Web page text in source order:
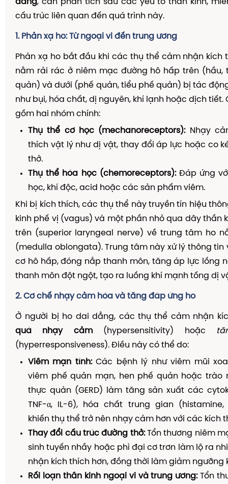
dẳng, cần phân tích sâu các yếu tố thần kinh,
cấu trúc liên quan đến quá trình này.
1. Phản xạ ho: Từ ngoại vi đến trung ương
Phản xạ ho bắt đầu khi các thụ thể cảm nhận kích
nằm rải rác ở niêm mạc đường hô hấp trên (hầu,
quản) và dưới (phế quản, tiểu phế quản) bị tác
như bụi, hóa chất, dị nguyên, khí lạnh hoặc dịch tiết.
gồm hai nhóm chính:
Thụ thể cơ học (mechanoreceptors):Nhạy
thích vật lý như dị vật, thay đổi áp lực hoặc co
thở.
Thụ thể hóa học (chemoreceptors):Đáp ứng
học, khí độc, acid hoặc các sản phẩm viêm.
Khi bị kích thích, các thụ thể này truyền tín hiệu
kinh phế vị (vagus) và một phần nhỏ qua dây thần
trên (superior laryngeal nerve) về trung tâm ho
(medulla oblongata). Trung tâm này xử lý thông tin
cơ hô hấp, đóng nắp thanh môn, tăng áp lực lồng
thanh môn đột ngột, tạo ra luồng khí mạnh tống dị
2. Cơ chế nhạy cảm hóa và tăng đáp ứng ho
Ở người bị ho dai dẳng, các thụ thể cảm nhận
quá nhạy cảm(hypersensitivity) hoặc
(hyperresponsiveness). Điều này có thể do:
Viêm mạn tính:Các bệnh lý như viêm mũi
viêm phế quản mạn, hen phế quản hoặc trào
thực quản (GERD) làm tăng sản xuất các
TNF-α, IL-6), hóa chất trung gian (histamine,
khiến thụ thể trở nên nhạy cảm hơn với các kích
Thay đổi cấu trúc đường thở:Tổn thương niêm
sinh tuyến nhầy hoặc phì đại cơ trơn làm lộ ra
nhận kích thích hơn, đồng thời làm giảm ngưỡng
Rối loạn thần kinh ngoại vi và trung ương:Tổn